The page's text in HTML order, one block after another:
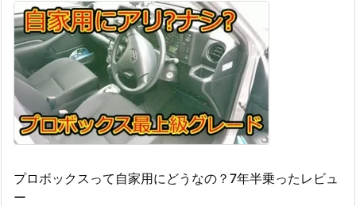
プロボックスって自家用にどうなの？7年半乗ったレビュ
ー